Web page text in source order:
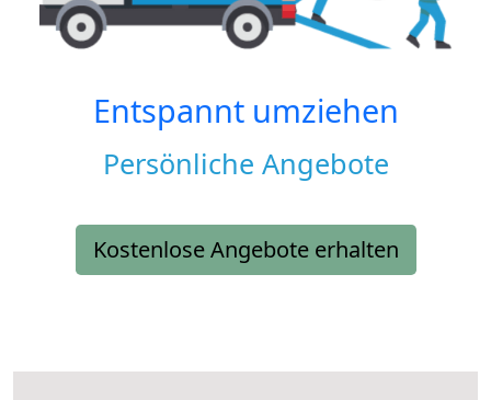
Entspannt umziehen
Persönliche Angebote
Kostenlose Angebote erhalten